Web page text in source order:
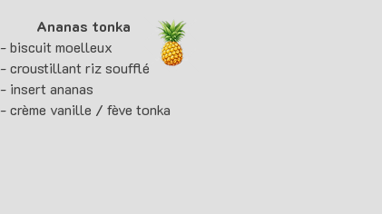
Ananas tonka
- biscuit moelleux
- croustillant riz soufflé
- insert ananas
- crème vanille / fève tonka